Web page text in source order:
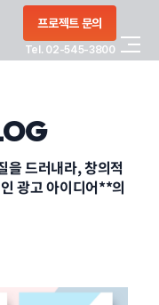
프로젝트 문의
Tel. 02-545-3800
을 드러내라, 창의적
광고 아이디어**의